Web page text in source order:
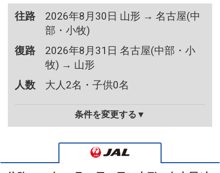
往路
2026年8月30日 山形 → 名古屋(中
部・小牧)
復路
2026年8月31日 名古屋(中部・小
牧) → 山形
人数
大人2名・子供0名
条件を変更する▼